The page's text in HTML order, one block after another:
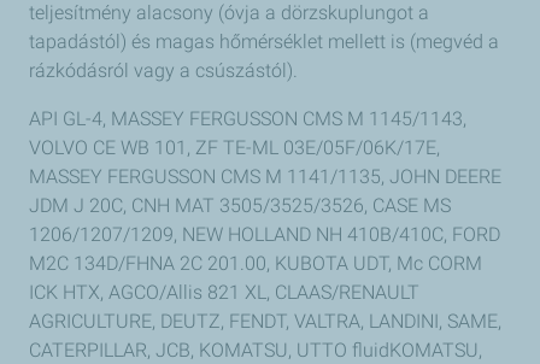
teljesítmény alacsony (óvja a dörzskuplungot a
tapadástól) és magas hőmérséklet mellett is (megvéd a
rázkódásról vagy a csúszástól).
API GL-4, MASSEY FERGUSSON CMS M 1145/1143,
VOLVO CE WB 101, ZF TE-ML 03E/05F/06K/17E,
MASSEY FERGUSSON CMS M 1141/1135, JOHN DEERE
JDM J 20C, CNH MAT 3505/3525/3526, CASE MS
1206/1207/1209, NEW HOLLAND NH 410B/410C, FORD
M2C 134D/FHNA 2C 201.00, KUBOTA UDT, Mc CORM
ICK HTX, AGCO/Allis 821 XL, CLAAS/RENAULT
AGRICULTURE, DEUTZ, FENDT, VALTRA, LANDINI, SAME,
CATERPILLAR, JCB, KOMATSU, UTTO fluidKOMATSU,